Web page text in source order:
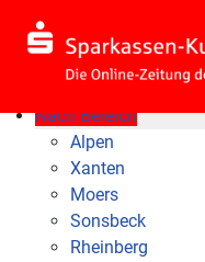
Nach Bereich
Alpen
Xanten
Moers
Sonsbeck
Rheinberg